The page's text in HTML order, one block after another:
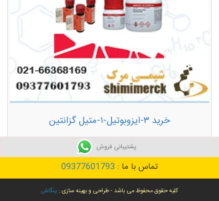
خرید ۳-ایزوبوتیل-۱-متیل گزانتین
توضیحات بیشتر
تماس با ما : 09377601793
کلیه حقوق محفوظ می باشد - طراحی و بهینه سازی : پنگاش
پشتیبانی فروش